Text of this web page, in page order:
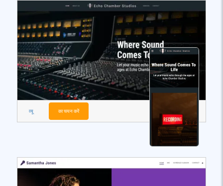
व्यू का चयन करें